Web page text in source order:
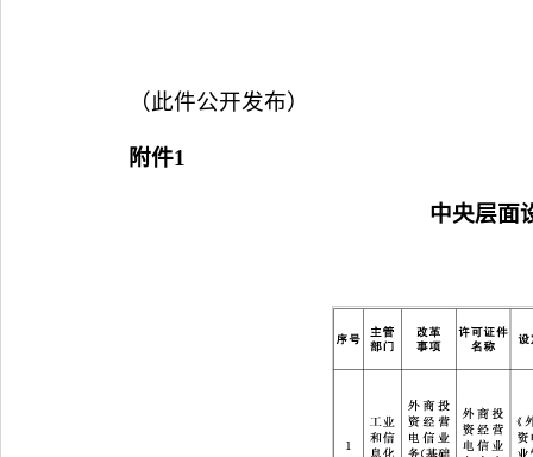
（此件公开发布）
附件1
中央层面